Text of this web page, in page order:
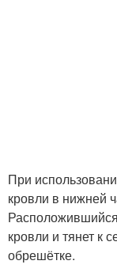
При
кровли в нижней
кровли и тянет к
обрешётке.